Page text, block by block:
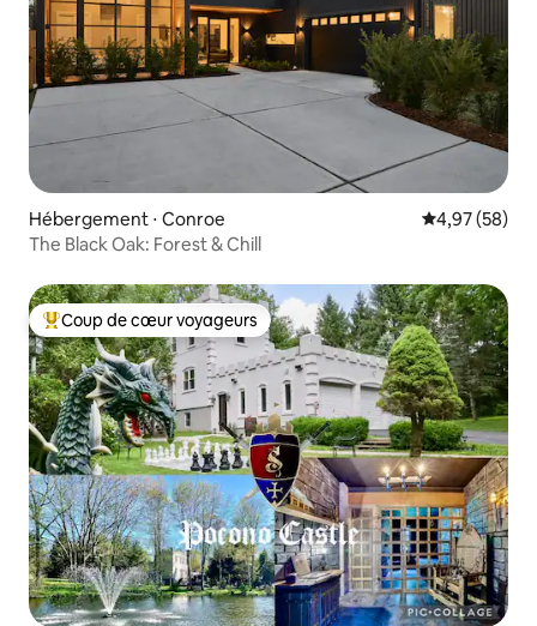
Hébergement ⋅ Conroe Évaluation
4,97 (58)
The Black Oak: Forest & Chill
Coups de cœur voyageurs les plus appréciés
Coup de cœur voyageurs